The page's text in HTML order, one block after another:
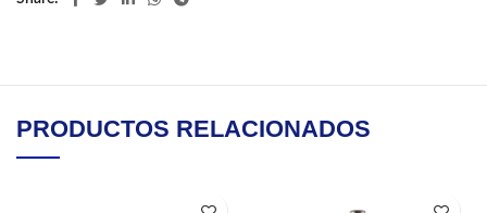
PRODUCTOS RELACIONADOS